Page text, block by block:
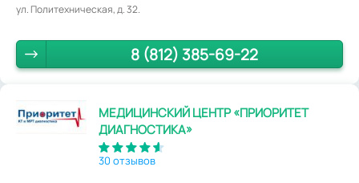
ул. Политехническая, д. 32.
8 (812) 385-69-22
МЕДИЦИНСКИЙ ЦЕНТР «ПРИОРИТЕТ
ДИАГНОСТИКА»
30 отзывов